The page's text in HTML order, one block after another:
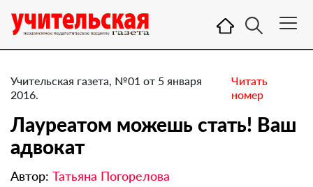
Учительская газета, №01 от 5 января
2016.
Читать
номер
Лауреатом можешь стать! Ваш
адвокат
Автор: Татьяна Погорелова